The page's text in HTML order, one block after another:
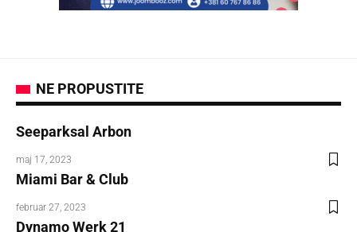
NE PROPUSTITE
Seeparksal Arbon
maj 17, 2023
Miami Bar & Club
februar 27, 2023
Dynamo Werk 21